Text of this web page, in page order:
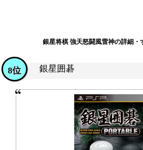
銀星将棋 強天怒闘風雷神の詳細・
銀星囲碁
8位